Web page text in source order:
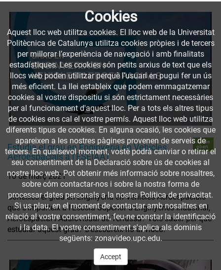
Estudia el grau en Enginyeria en Vehicles
Aeroespacials a l’ESEIAAT
Accés
obert
10 de març 2021
Coneixes el grau en Enginyeria en Vehicles Aeroespacials
que s’imparteix a l’Escola Superior d’Enginyeries Industrial,
Aeroespacial i Audiovisual de Terrassa? Vols saber per què
estudiar aquest grau? Descobreix-ho al vídeo!
Cookies
Aquest lloc web utilitza cookies. El lloc web de la Universitat
Politècnica de Catalunya utilitza cookies pròpies i de tercers
per millorar l’experiència de navegació i amb finalitats
estadístiques. Les cookies són petits arxius de text que els
llocs web poden utilitzar perquè l’usuari en pugui fer un ús
més eficient. La llei estableix que podem emmagatzemar
cookies al vostre dispositiu si són estrictament necessàries
per al funcionament d'aquest lloc. Per a tots els altres tipus
de cookies ens cal el vostre permís. Aquest lloc web utilitza
diferents tipus de cookies. En alguna ocasió, les cookies que
apareixen a les nostres pàgines provenen de serveis de
tercers. En qualsevol moment, vostè podrà canviar o retirar el
seu consentiment de la Declaració sobre ús de cookies al
nostre lloc web. Pot obtenir més informació sobre nosaltres,
sobre cóm contactar-nos i sobre la nostra forma de
processar dates personals a la nostra Política de privacitat.
Si us plau, en el moment de contactar amb nosaltres en
relació al vostre consentiment, feu-ne constar la identificació
i la data. El vostre consentiment s'aplica als dominis
següents: zonavideo.upc.edu.
Accept